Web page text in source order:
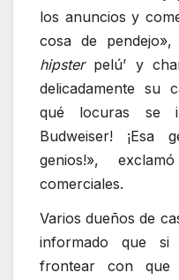
los anuncios y
cosa de
hipsterpelú’ y
delicadamente su
qué locuras se
Budweiser!
genios!»,
comerciales.
Varios dueños de
informado que si
frontear con